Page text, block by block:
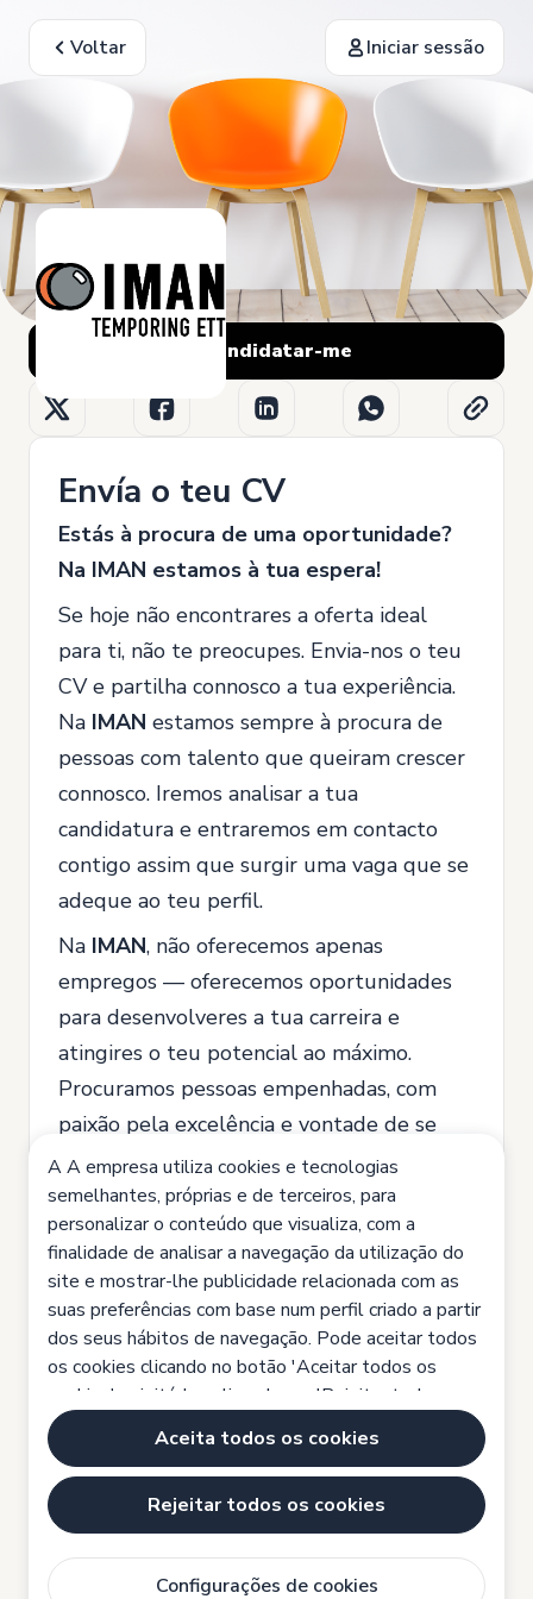
Voltar Iniciar sessão
Candidatar-me
Envía o teu CV
Estás à procura de uma oportunidade?
Na IMAN estamos à tua espera!
Se hoje não encontrares a oferta ideal
para ti, não te preocupes. Envia-nos o teu
CV e partilha connosco a tua experiência.
Na IMAN estamos sempre à procura de
pessoas com talento que queiram crescer
connosco. Iremos analisar a tua
candidatura e entraremos em contacto
contigo assim que surgir uma vaga que se
adeque ao teu perfil.
Na IMAN, não oferecemos apenas
empregos — oferecemos oportunidades
para desenvolveres a tua carreira e
atingires o teu potencial ao máximo.
Procuramos pessoas empenhadas, com
paixão pela excelência e vontade de se
destacarem em áreas como Recursos
Humanos, Administração, Logística,
Produção e muitas outras.
Junta-te a uma empresa líder em soluções
laborais, onde a flexibilidade, a agilidade e
a proximidade são fundamentais.
Partilha o teu CV connosco e dá o
primeiro passo rumo a uma carreira cheia
de desafios e oportunidades.
A A empresa utiliza cookies e tecnologias
semelhantes, próprias e de terceiros, para
personalizar o conteúdo que visualiza, com a
finalidade de analisar a navegação da utilização do
site e mostrar-lhe publicidade relacionada com as
suas preferências com base num perfil criado a partir
dos seus hábitos de navegação. Pode aceitar todos
os cookies clicando no botão 'Aceitar todos os
cookies', rejeitá-los clicando em 'Rejeitar todos os
cookies' ou configurá-los clicando em 'Definições de
cookies'.
Política de cookies
Aceita todos os cookies
Rejeitar todos os cookies
Configurações de cookies